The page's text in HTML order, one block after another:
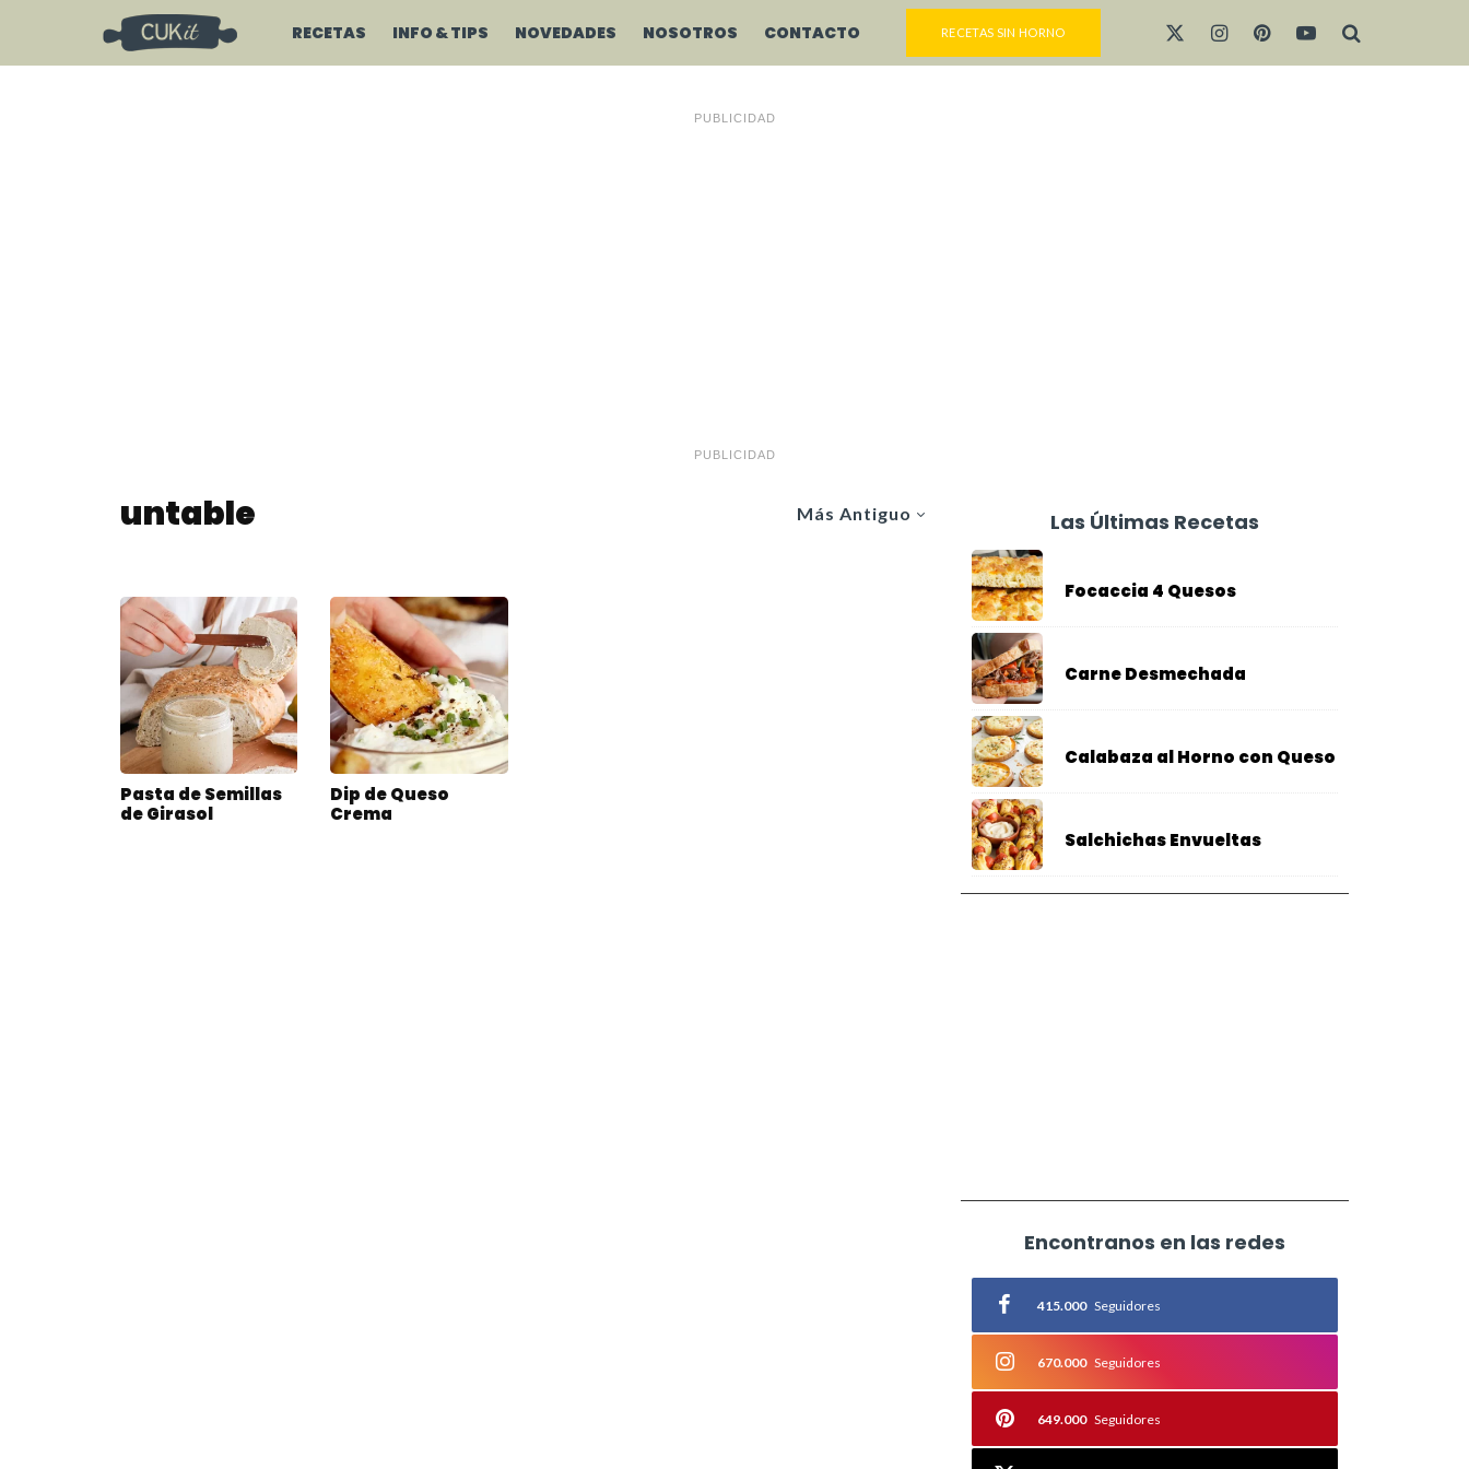
RECETAS INFO & TIPS NOVEDADES NOSOTROS CONTACTO RECETAS SIN HORNO
PUBLICIDAD
PUBLICIDAD
Más Antiguo
untable
Pasta de Semillas
de Girasol
Dip de Queso
Crema
Las Últimas Recetas
Focaccia 4 Quesos
Carne Desmechada
Calabaza al Horno con Queso
Salchichas Envueltas
Encontranos en las redes
415.000 Seguidores
670.000 Seguidores
649.000 Seguidores